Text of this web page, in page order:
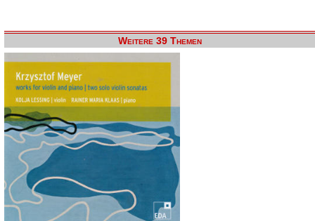
Weitere 39 Themen